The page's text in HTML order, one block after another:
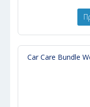
Car Care Bundle